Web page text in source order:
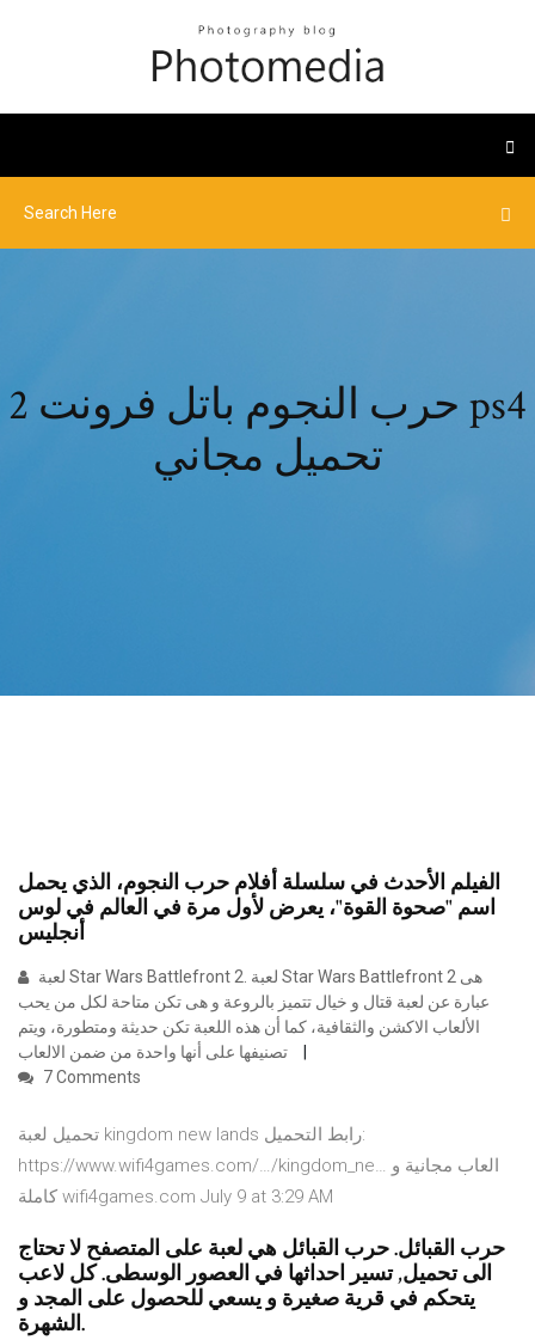
حرب النجوم باتل فرونت 2 ps4
تحميل مجاني
الفيلم الأحدث في سلسلة أفلام حرب النجوم، الذي يحمل
اسم "صحوة القوة"، يعرض لأول مرة في العالم في لوس
أنجليس
عبارة عن لعبة قتال و خيال تتميز بالروعة و هى تكن متاحة لكل من يحب
الألعاب الاكشن والثقافية، كما أن هذه اللعبة تكن حديثة ومتطورة، ويتم
7 Comments
تحميل لعبة kingdom new lands رابط التحميل:
https://www.wifi4games.com/…/kingdom_ne… ‎العاب مجانية و
كاملة wifi4games.com‎ July 9 at 3:29 AM
حرب القبائل. حرب القبائل هي لعبة على المتصفح لا تحتاج
الى تحميل, تسير احداثها في العصور الوسطى. كل لاعب
يتحكم في قرية صغيرة و يسعي للحصول على المجد و
الشهرة.